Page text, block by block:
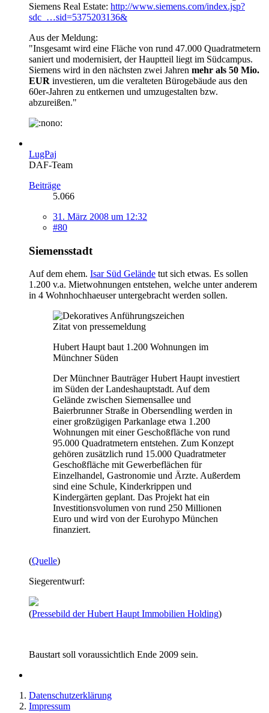
Siemens Real Estate: http://www.siemens.com/index.jsp?
sdc_…sid=5375203136&
Aus der Meldung:
"Insgesamt wird eine Fläche von rund 47.000 Quadratmetern
saniert und modernisiert, der Hauptteil liegt im Südcampus.
Siemens wird in den nächsten zwei Jahren mehr als 50 Mio.
EUR investieren, um die veralteten Bürogebäude aus den
60er-Jahren zu entkernen und umzugestalten bzw.
abzureißen."
LugPaj
DAF-Team
Beiträge
5.066
31. März 2008 um 12:32
#80
Siemensstadt
Auf dem ehem. Isar Süd Gelände tut sich etwas. Es sollen
1.200 v.a. Mietwohnungen entstehen, welche unter anderem
in 4 Wohnhochhaeuser untergebracht werden sollen.
Zitat von pressemeldung
Hubert Haupt baut 1.200 Wohnungen im
Münchner Süden
Der Münchner Bauträger Hubert Haupt investiert
im Süden der Landeshauptstadt. Auf dem
Gelände zwischen Siemensallee und
Baierbrunner Straße in Obersendling werden in
einer großzügigen Parkanlage etwa 1.200
Wohnungen mit einer Geschoßfläche von rund
95.000 Quadratmetern entstehen. Zum Konzept
gehören zusätzlich rund 15.000 Quadratmeter
Geschoßfläche mit Gewerbeflächen für
Einzelhandel, Gastronomie und Ärzte. Außerdem
sind eine Schule, Kinderkrippen und
Kindergärten geplant. Das Projekt hat ein
Investitionsvolumen von rund 250 Millionen
Euro und wird von der Eurohypo München
finanziert.
(Quelle)
Siegerentwurf:
(Pressebild der Hubert Haupt Immobilien Holding)
Baustart soll voraussichtlich Ende 2009 sein.
Datenschutzerklärung
Impressum